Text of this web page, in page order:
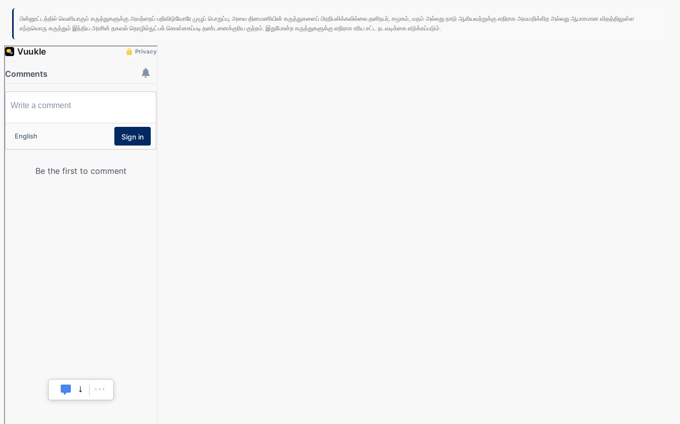
பின்னூட்டத்தில் வெளியாகும் கருத்துகளுக்கு அவற்றைப் பதிவிடுவோரே முழுப் பொறுப்பு; அவை தினமணியின் கருத்துகளைப் பிரதிபலிக்கவில்லை.தனிநபர், சமூகம், மதம் அல்லது நாடு ஆகியவற்றுக்கு எதிராக அவமதிக்கிற அல்லது ஆபாசமான விதத்திலுள்ள
எந்தவொரு கருத்தும் இந்திய அரசின் தகவல் தொழில்நுட்பக் கொள்கைப்படி தண்டனைக்குரிய குற்றம். இதுபோன்ற கருத்துகளுக்கு எதிராக உரிய சட்ட நடவடிக்கை எடுக்கப்படும்.